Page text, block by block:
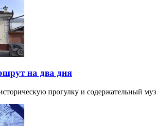
на два дня
прогулку и содержательный